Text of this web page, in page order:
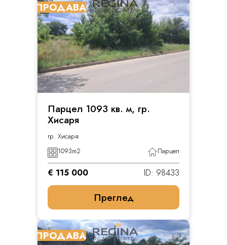
ПРОДАВА
Парцел 1093 кв. м, гр.
Хисаря
гр. Хисаря
1093m2 Парцел
€ 115 000 ID: 98433
Преглед
ПРОДАВА